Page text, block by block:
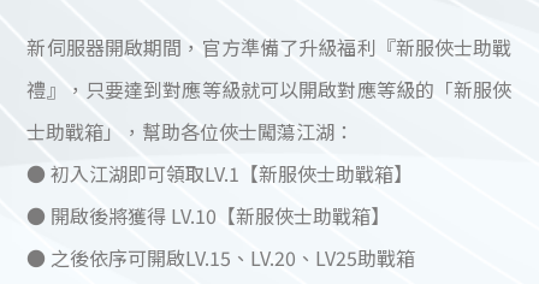
新伺服器開啟期間，官方準備了升級福利『新服俠士助戰
禮』，只要達到對應等級就可以開啟對應等級的「新服俠
士助戰箱」，幫助各位俠士闖蕩江湖：
● 初入江湖即可領取LV.1【新服俠士助戰箱】
● 開啟後將獲得 LV.10【新服俠士助戰箱】
● 之後依序可開啟LV.15、LV.20、LV25助戰箱